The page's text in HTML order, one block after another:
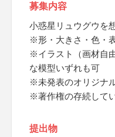
募集内容
小惑星リュウグウを
※形・大きさ・色・
※イラスト（画材自
な模型いずれも可
※未発表のオリジナ
※著作権の存続して
提出物